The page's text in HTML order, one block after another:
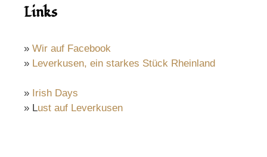
Links
» Wir auf Facebook
» Leverkusen, ein starkes Stück Rheinland
» Irish Days
» Lust auf Leverkusen